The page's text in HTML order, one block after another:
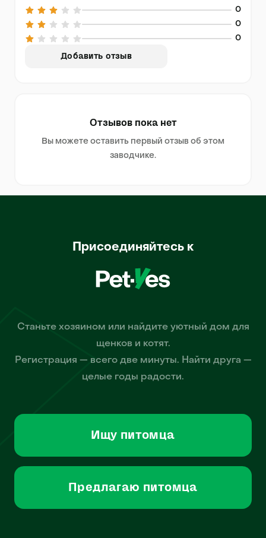
0
0
0
Добавить отзыв
Отзывов пока нет
Вы можете оставить первый отзыв об этом
заводчике.
Присоединяйтесь к
Станьте хозяином или найдите уютный дом для
щенков и котят.
Регистрация — всего две минуты. Найти друга —
целые годы радости.
Ищу питомца
Предлагаю питомца